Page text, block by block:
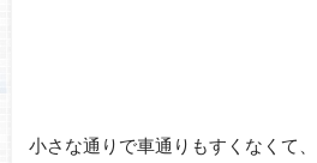
小さな通りで車通りもすくなくて